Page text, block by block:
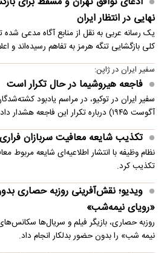
نهایی در انتظار ایران
یک رسانه عربی به نقل از منابع آگاه مدعی
کلی بازگشایی تنگه هرمز به تفاهم رسیده‌اند و
سفیر ایران در ژاپن:
فاجعه هیروشیما در حال تکرار است
آگوست ۱۹۴۵) درباره تکرار این فاجعه هشدار داد.
تکذیب شایعه معافیت سربازان فراری
نظام وظیفه با انتشار اطلاعیه‌ای شایعه مربوط
تکذیب کرد.
ویدیو؛ نقش‌آفرینی روزبه حصاری
«رویای نیمه‌شب»
روزبه حصاری، بازیگر فیلم و سریال‌ها
نیمه شب» را بدون حضور بدلکار انجام داد.